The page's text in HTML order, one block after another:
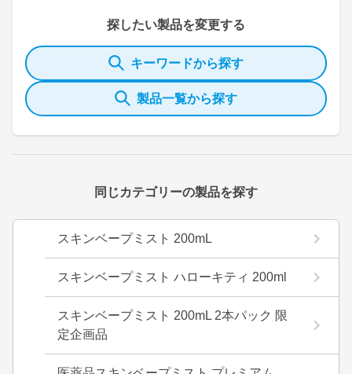
探したい製品を変更する
キーワードから探す
製品一覧から探す
同じカテゴリーの製品を探す
スキンベープミスト 200mL
スキンベープミスト ハローキティ 200ml
スキンベープミスト 200mL 2本パック 限
定企画品